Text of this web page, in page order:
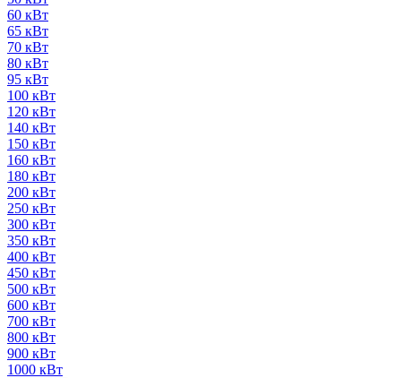
60 кВт
65 кВт
70 кВт
80 кВт
95 кВт
100 кВт
120 кВт
140 кВт
150 кВт
160 кВт
180 кВт
200 кВт
250 кВт
300 кВт
350 кВт
400 кВт
450 кВт
500 кВт
600 кВт
700 кВт
800 кВт
900 кВт
1000 кВт